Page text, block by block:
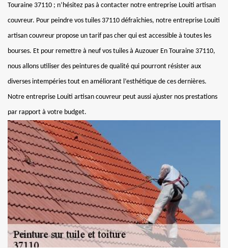
Touraine 37110 ; n’hésitez pas à contacter notre entreprise Louiti artisan
couvreur. Pour peindre vos tuiles 37110 défraîchies, notre entreprise Louiti
artisan couvreur propose un tarif pas cher qui est accessible à toutes les
bourses. Et pour remettre à neuf vos tuiles à Auzouer En Touraine 37110,
nous allons utiliser des peintures de qualité qui pourront résister aux
diverses intempéries tout en améliorant l’esthétique de ces dernières.
Notre entreprise Louiti artisan couvreur peut aussi ajuster nos prestations
par rapport à votre budget.